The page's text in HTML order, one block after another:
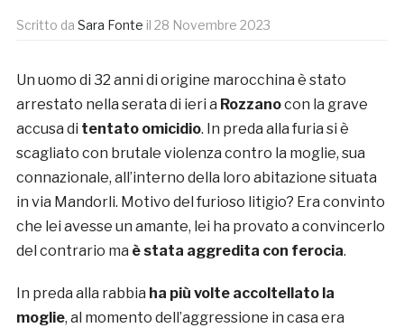
Scritto da Sara Fonte il 28 Novembre 2023
Un uomo di 32 anni di origine marocchina è stato
arrestato nella serata di ieri a Rozzanocon la grave
accusa di tentato omicidio. In preda alla furia si è
scagliato con brutale violenza contro la moglie, sua
connazionale, all’interno della loro abitazione situata
in via Mandorli. Motivo del furioso litigio? Era convinto
che lei avesse un amante, lei ha provato a convincerlo
del contrario ma è stata aggredita con ferocia.
In preda alla rabbia ha più volte accoltellato la
moglie, al momento dell’aggressione in casa era